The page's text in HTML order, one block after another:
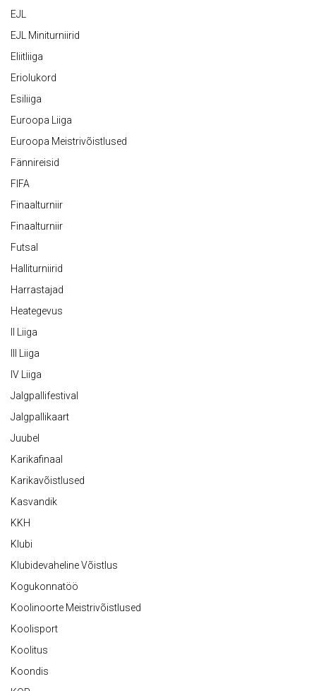
EJL
EJL Miniturniirid
Eliitliiga
Eriolukord
Esiliiga
Euroopa Liiga
Euroopa Meistrivõistlused
Fännireisid
FIFA
Finaalturniir
Finaalturniir
Futsal
Halliturniirid
Harrastajad
Heategevus
II Liiga
III Liiga
IV Liiga
Jalgpallifestival
Jalgpallikaart
Juubel
Karikafinaal
Karikavõistlused
Kasvandik
KKH
Klubi
Klubidevaheline Võistlus
Kogukonnatöö
Koolinoorte Meistrivõistlused
Koolisport
Koolitus
Koondis